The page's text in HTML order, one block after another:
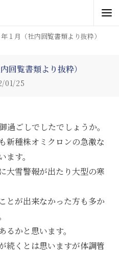
１月（社内回覧書類より抜粋）
回覧書類より抜粋）
01/25
過ごしでしたでしょうか。
新種株オミクロンの急激な
す。
大雪警報が出たり大型の寒
とが出来なかった方も多か
かと思います。
続くとは思いますが体調管